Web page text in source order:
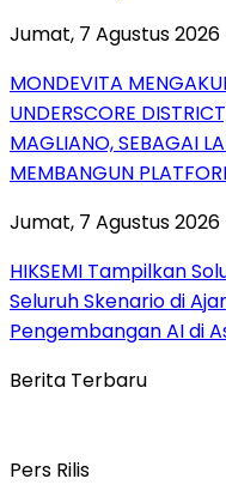
Jumat, 7 Agustus 2026
MONDEVITA
UNDERSCORE
MAGLIANO, SEBAGAI
MEMBANGUN
Jumat, 7 Agustus 2026
HIKSEMI Tampilkan
Seluruh Skenario di
Pengembangan AI di
Berita Terbaru
Pers Rilis